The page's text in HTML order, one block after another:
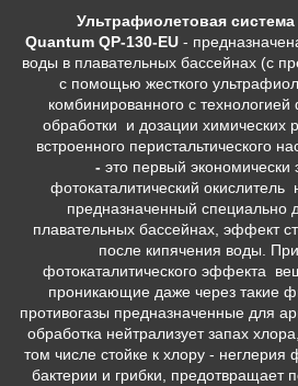
Ультрафиолетовая
Quantum QP-130-EU -
воды в плавательных бассейнах (с
с помощью жесткого
комбинированного с технологией
обработки и дозации химических
встроенного перистальтического
- это первый
фотокаталитический окислитель
предназначенный специально
плавательных бассейнах, эффект
после кипячения воды.
фотокаталитического эффекта
проникающие даже через такие
противогазы предназначенные для
обработка нейтрализует запах
том числе стойке к хлору -
бактерии и грибки, предотвращает